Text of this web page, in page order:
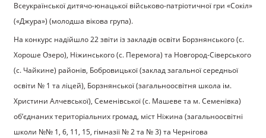
Всеукраїнської дитячо-юнацької військово-патріотичної гри «Сокіл»
(«Джура») (молодша вікова група).
На конкурс надійшло 22 звіти із закладів освіти Борзнянського (с.
Хороше Озеро), Ніжинського (с. Перемога) та Новгород-Сіверського
(с. Чайкине) районів, Бобровицької (заклад загальної середньої
освіти № 1 та ліцей), Борзнянської (загальноосвітня школа ім.
Христини Алчевської), Семенівської (с. Машеве та м. Семенівка)
об’єднаних територіальних громад, міст Ніжина (загальноосвітні
школи №№ 1, 6, 11, 15, гімназії № 2 та № 3) та Чернігова